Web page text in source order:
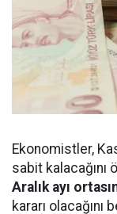
Ekonomistler,
sabit kalacağını
Aralık ayı
kararı olacağını